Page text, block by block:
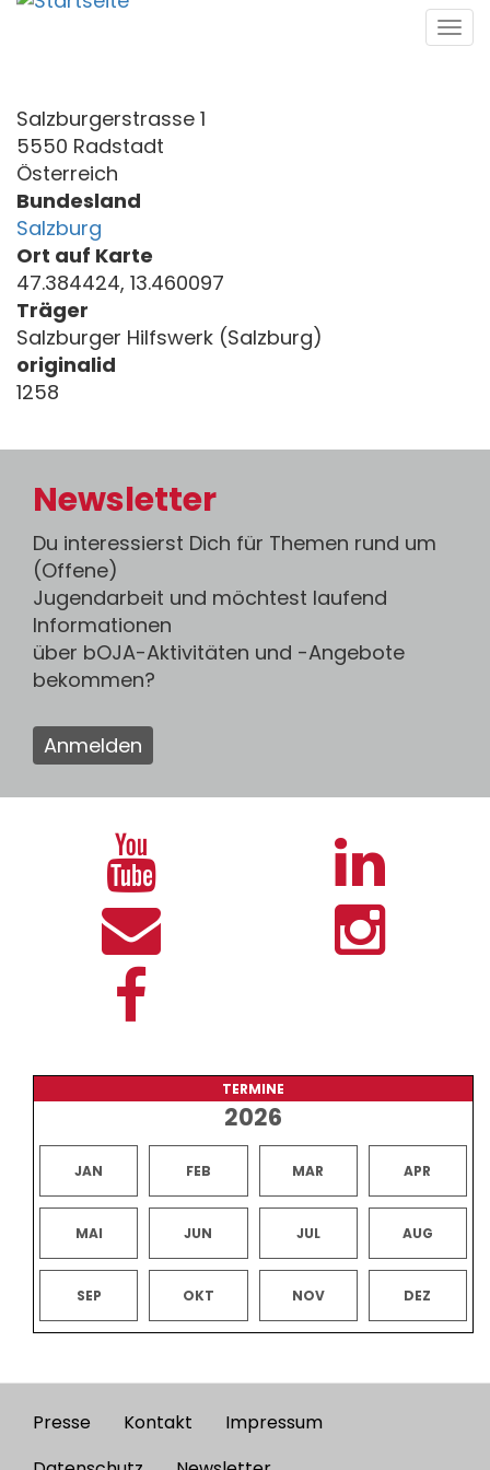
Direkt
Salzburgerstrasse 1
5550 Radstadt
Österreich
Bundesland
Salzburg
Ort auf Karte
47.384424, 13.460097
Träger
Salzburger Hilfswerk (Salzburg)
originalid
1258
Newsletter
Du interessierst Dich für Themen rund um
(Offene)
Jugendarbeit und möchtest laufend
Informationen
über bOJA-Aktivitäten und -Angebote
bekommen?
Anmelden
TERMINE
2026
JAN FEB MAR APR
MAI JUN JUL AUG
SEP OKT NOV DEZ
Footer
Presse Kontakt
Impressum